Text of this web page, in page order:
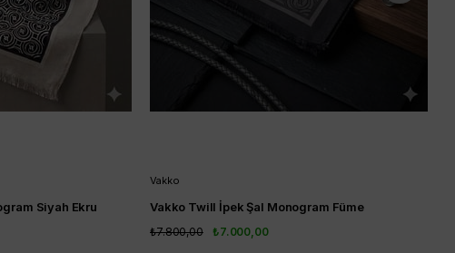
Siyah Ekru
Vakko
Vakko Twill İpek Şal Monogram Füme
₺7.000,00
₺7.800,00